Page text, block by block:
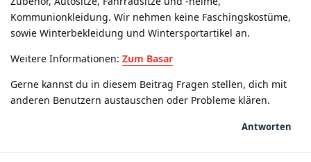
Kommunionkleidung. Wir nehmen keine Faschingskostüme,
sowie Winterbekleidung und Wintersportartikel an.
Weitere Informationen: Zum Basar
Gerne kannst du in diesem Beitrag Fragen stellen, dich mit
anderen Benutzern austauschen oder Probleme klären.
Antworten